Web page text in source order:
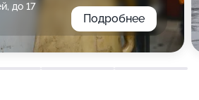
до 17
Подробнее